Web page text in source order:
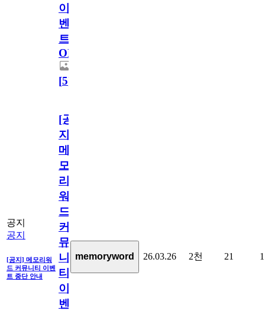
이
벤
트
OPEN!
[5]
공지
공지
[공지] 메모리워
드 커뮤니티 이벤
트 중단 안내
[공
지]
메
모
리
워
드
커
뮤
니
티
이
벤
memoryword 26.03.26 2천 21 1